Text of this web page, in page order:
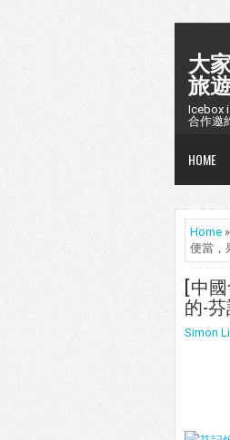
大
旅
Icebox
合作邀
HOME
懶人包
Home »
便當，
[中
的-
Simon